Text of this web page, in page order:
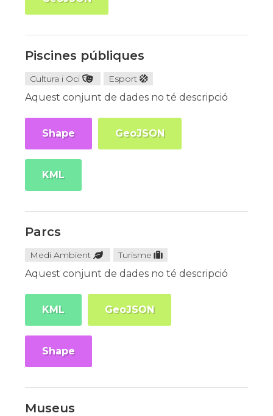
Piscines públiques
Cultura i Oci Esport
Aquest conjunt de dades no té descripció
Shape GeoJSON
KML
Parcs
Medi Ambient Turisme
Aquest conjunt de dades no té descripció
KML GeoJSON
Shape
Museus